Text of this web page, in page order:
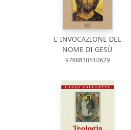
L' INVOCAZIONE DEL
NOME DI GESÙ
9788810510629